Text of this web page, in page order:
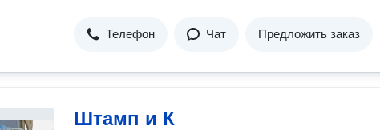
Телефон Чат Предложить заказ
Штамп и К